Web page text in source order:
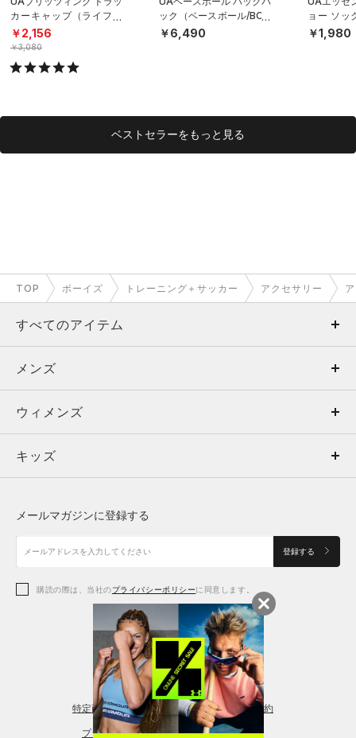
カーキャップ（ライフス
タイル/BOYS）
￥2,156
￥3,080
ック（ベースボール/BOY
S）
￥6,490
ョー ソッ
ト）（ト
S）
￥1,980
ベストセラーをもっと見る
TOP ボーイズ トレーニング＋サッカー アクセサリー
すべてのアイテム
メンズ
ウィメンズ
キッズ
アクセサリー
メンズ
トップス
ボトムス
アクセサリー
ウィメンズ
トップス
シューズ
アクセサリー
レギンス＆タイツ
キッズ
シューズ
メールマガジンに登録する
登録する
購読の際は、当社のプライバシーポリシーに同意します。
特定商取引法に基づく通販の表記 会員規約
プライバシーポリシー